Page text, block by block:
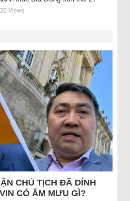
Views
CHỦ TỊCH ĐÃ DÍNH
CÓ ÂM MƯU GÌ?